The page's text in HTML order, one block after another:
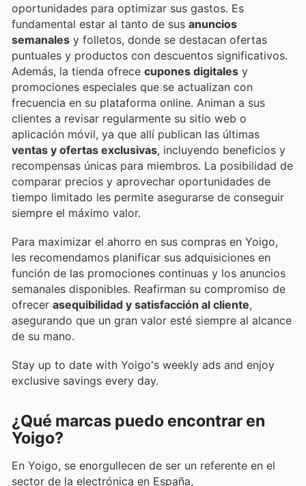
oportunidades para optimizar sus gastos. Es
fundamental estar al tanto de sus anuncios
semanales y folletos, donde se destacan ofertas
puntuales y productos con descuentos significativos.
Además, la tienda ofrece cupones digitales y
promociones especiales que se actualizan con
frecuencia en su plataforma online. Animan a sus
clientes a revisar regularmente su sitio web o
aplicación móvil, ya que allí publican las últimas
ventas y ofertas exclusivas, incluyendo beneficios y
recompensas únicas para miembros. La posibilidad de
comparar precios y aprovechar oportunidades de
tiempo limitado les permite asegurarse de conseguir
siempre el máximo valor.
Para maximizar el ahorro en sus compras en Yoigo,
les recomendamos planificar sus adquisiciones en
función de las promociones continuas y los anuncios
semanales disponibles. Reafirman su compromiso de
ofrecer asequibilidad y satisfacción al cliente,
asegurando que un gran valor esté siempre al alcance
de su mano.
Stay up to date with Yoigo's weekly ads and enjoy
exclusive savings every day.
¿Qué marcas puedo encontrar en
Yoigo?
En Yoigo, se enorgullecen de ser un referente en el
sector de la electrónica en España,